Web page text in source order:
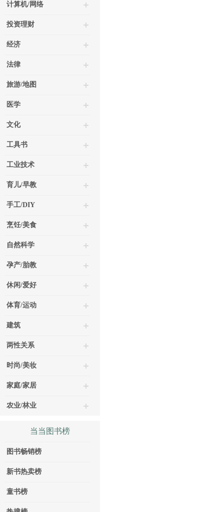
计算机/网络
投资理财
经济
法律
旅游/地图
医学
文化
工具书
工业技术
育儿/早教
手工/DIY
烹饪/美食
自然科学
孕产/胎教
休闲/爱好
体育/运动
建筑
两性关系
时尚/美妆
家庭/家居
农业/林业
当当图书榜
图书畅销榜
新书热卖榜
童书榜